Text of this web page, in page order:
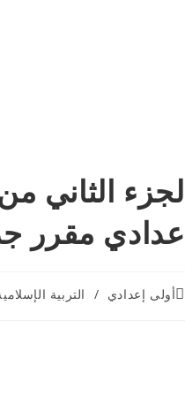
الثاني
مقرر
أولى إعدادي / التربية